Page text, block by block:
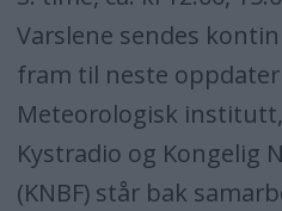
Varslene sendes
fram til neste
Meteorologisk
Kystradio og Kongelig
(KNBF) står bak